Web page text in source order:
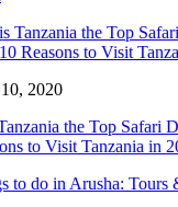
2020
the Top Safari
to Visit Tanzania in